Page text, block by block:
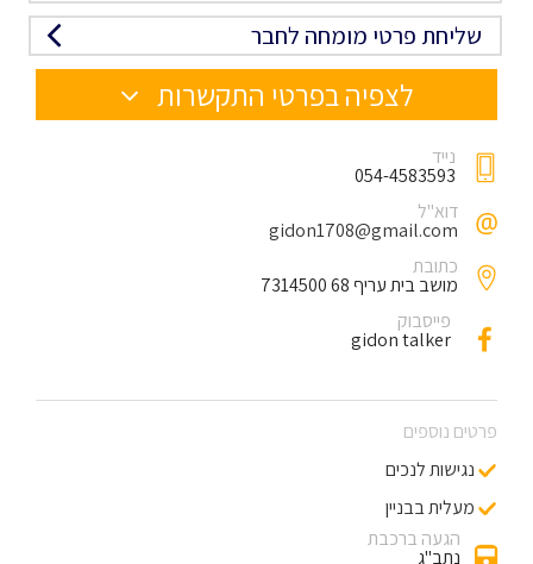
שליחת פרטי מומחה לחבר
לצפיה בפרטי התקשרות
נייד
054-4583593
דוא"ל
gidon1708@gmail.com
כתובת
מושב בית עריף 68 7314500
פייסבוק
gidon talker
פרטים נוספים
נגישות לנכים
מעלית בבניין
הגעה ברכבת
נתב"ג